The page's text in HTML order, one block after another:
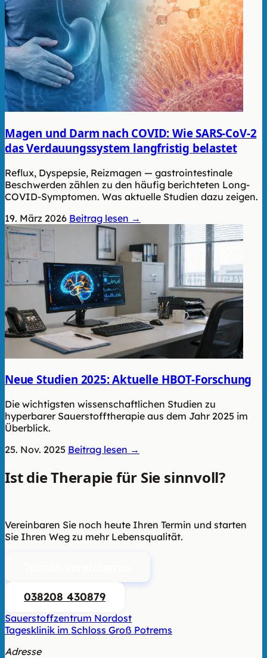
Magen und Darm nach COVID: Wie SARS-CoV-2
das Verdauungssystem langfristig belastet
Reflux, Dyspepsie, Reizmagen — gastrointestinale
Beschwerden zählen zu den häufig berichteten Long-
COVID-Symptomen. Was aktuelle Studien dazu zeigen.
19. März 2026 Beitrag lesen →
Neue Studien 2025: Aktuelle HBOT-Forschung
Die wichtigsten wissenschaftlichen Studien zu
hyperbarer Sauerstofftherapie aus dem Jahr 2025 im
Überblick.
25. Nov. 2025 Beitrag lesen →
Ist die Therapie für Sie sinnvoll?
Vereinbaren Sie noch heute Ihren Termin und starten
Sie Ihren Weg zu mehr Lebensqualität.
038208 430879
Sauerstoffzentrum Nordost
Tagesklinik im Schloss Groß Potrems
Adresse